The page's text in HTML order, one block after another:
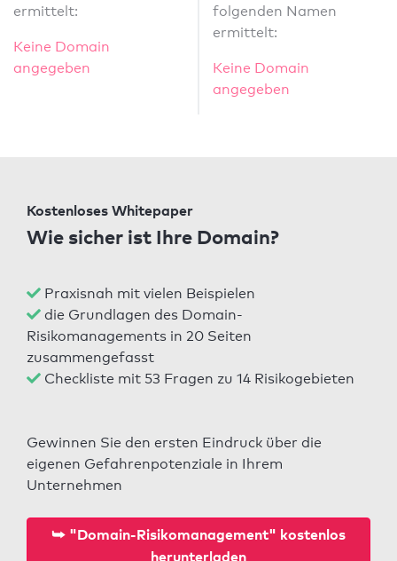
ermittelt:
Keine Domain
angegeben
folgenden Namen
ermittelt:
Keine Domain
angegeben
Kostenloses Whitepaper
Wie sicher ist Ihre Domain?
Praxisnah mit vielen Beispielen
die Grundlagen des Domain-
Risikomanagements in 20 Seiten
zusammengefasst
Checkliste mit 53 Fragen zu 14 Risikogebieten
Gewinnen Sie den ersten Eindruck über die
eigenen Gefahrenpotenziale in Ihrem
Unternehmen
⮩ "Domain-Risikomanagement" kostenlos
herunterladen